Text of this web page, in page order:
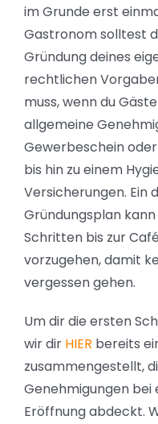
im Grunde erst
Gastronom solltest
Gründung deines
rechtlichen
muss, wenn du
allgemeine
Gewerbeschein
bis hin zu einem
Versicherungen. Ein
Gründungsplan
Schritten bis zur
vorzugehen, damit
vergessen gehen.
Um dir die ersten
wir dir HIER bereits
zusammengestellt,
Genehmigungen bei
Eröffnung abdeckt.